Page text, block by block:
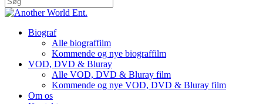
Biograf
Alle biograffilm
Kommende og nye biograffilm
VOD, DVD & Bluray
Alle VOD, DVD & Bluray film
Kommende og nye VOD, DVD & Bluray film
Om os